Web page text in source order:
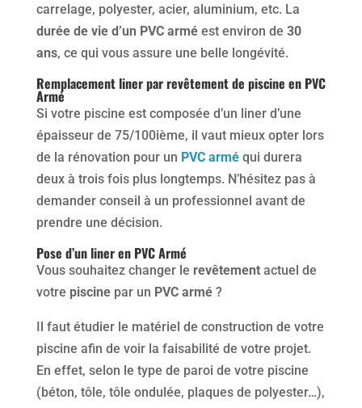
carrelage, polyester, acier, aluminium, etc. La
durée de vie d’un PVC arméest environ de 30
ans, ce qui vous assure une belle longévité.
Remplacement liner par revêtement de piscine en PVC
Armé
Si votre piscine est composée d’un liner d’une
épaisseur de 75/100ième, il vaut mieux opter lors
de la rénovation pour un PVC arméqui durera
deux à trois fois plus longtemps. N’hésitez pas à
demander conseil à un professionnel avant de
prendre une décision.
Pose d’un liner en PVC Armé
Vous souhaitez changer le revêtementactuel de
votre piscinepar un PVC armé?
Il faut étudier le matériel de construction de votre
piscine afin de voir la faisabilité de votre projet.
En effet, selon le type de paroi de votre piscine
(béton, tôle, tôle ondulée, plaques de polyester…),